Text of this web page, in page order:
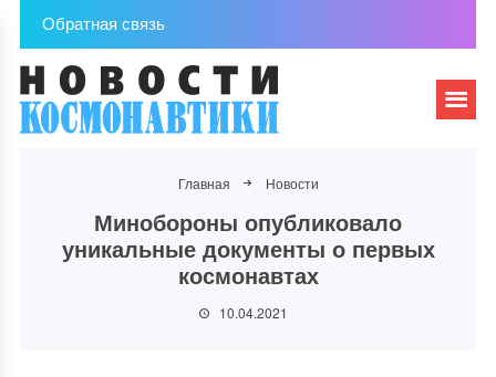
Обратная связь
Главная Новости
Минобороны опубликовало
уникальные документы о первых
космонавтах
10.04.2021